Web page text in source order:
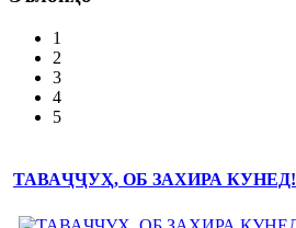
1
2
3
4
5
ТАВАҶҶУҲ, ОБ ЗАХИРА КУНЕД!